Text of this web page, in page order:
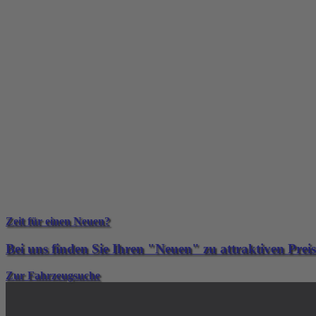
Zeit für einen Neuen?
Bei uns finden Sie Ihren "Neuen" zu attraktiven
Zur Fahrzeugsuche